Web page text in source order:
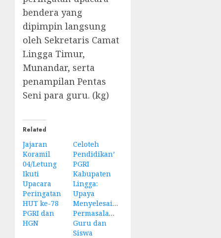
bendera yang
dipimpin langsung
oleh Sekretaris Camat
Lingga Timur,
Munandar, serta
penampilan Pentas
Seni para guru. (kg)
Related
Jajaran
Koramil
04/Letung
Ikuti
Upacara
Peringatan
HUT ke-78
PGRI dan
HGN
Celoteh
Pendidikan’
PGRI
Kabupaten
Lingga:
Upaya
Menyelesaikan
Permasalahan
Guru dan
Siswa